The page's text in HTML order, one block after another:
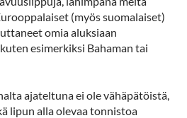
(myös suomalaiset)
omia aluksiaan
esimerkiksi Bahaman tai
ajateltuna ei ole vähäpätöistä,
lipun alla olevaa tonnistoa